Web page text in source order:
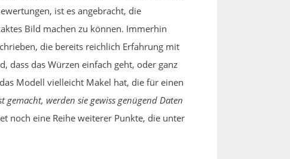
ist es angebracht, die
Bild machen zu können. Immerhin
die bereits reichlich Erfahrung mit
das Würzen einfach geht, oder ganz
Modell vielleicht Makel hat, die für einen
gemacht, werden sie gewiss genügend Daten
noch eine Reihe weiterer Punkte, die unter